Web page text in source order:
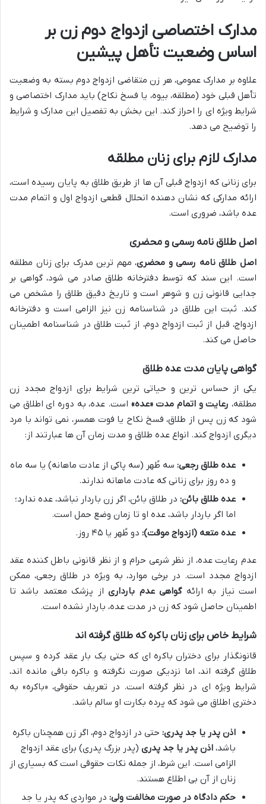
مدارک اختصاصی ازدواج دوم زن بر
اساس وضعیت تأهل پیشین
علاوه بر مدارک عمومی، هر زن متقاضی ازدواج دوم بسته به وضعیت
تأهل قبلی خود (مطلقه، بیوه، یا فسخ نکاح) باید مدارک اختصاصی و
شرایط ویژه ای را احراز کند. این بخش به تفصیل این مدارک و شرایط
را توضیح می دهد.
مدارک لازم برای زنان مطلقه
برای زنانی که ازدواج قبلی آن ها از طریق طلاق به پایان رسیده است،
ارائه مدارکی که نشان دهنده انحلال قطعی ازدواج اول و اتمام مدت
عده باشد، ضروری است.
اصل طلاق نامه رسمی و محضری
اصل طلاق نامه رسمی و محضری، مهم ترین مدرک برای زنان مطلقه
است. این سند که توسط دفترخانه طلاق صادر می شود، گواهی بر
جدایی قانونی زن و شوهر است و تاریخ دقیق طلاق را مشخص می
کند. ثبت این طلاق در شناسنامه زن نیز الزامی است و دفترخانه
ازدواج، قبل از ثبت ازدواج دوم، از ثبت طلاق در شناسنامه اطمینان
حاصل می کند.
گواهی پایان مدت عده طلاق
یکی از حساس ترین و حیاتی ترین شرایط برای ازدواج مجدد زن
مطلقه، رعایت و اتمام مدت «عده» است. عده، به دوره ای اطلاق می
شود که زن پس از طلاق، فسخ نکاح یا فوت همسر، نمی تواند با مرد
دیگری ازدواج کند. انواع عده طلاق و مدت زمان آن ها عبارتند از:
عده طلاق رجعی: سه طُهر (سه پاکی از عادت ماهانه) یا سه ماه
و ده روز برای زنانی که عادت ماهانه ندارند.
عده طلاق بائن: در طلاق بائن، اگر زن باردار نباشد، عده ندارد؛
اما اگر باردار باشد، عده او تا زمان وضع حمل است.
عده متعه (ازدواج موقت): دو طُهر یا ۴۵ روز.
عدم رعایت عده، از نظر شرعی حرام و از نظر قانونی باطل کننده عقد
ازدواج مجدد است. در برخی موارد، به ویژه در طلاق رجعی، ممکن
است نیاز به ارائهگواهی عدم بارداریاز پزشک معتمد باشد تا
اطمینان حاصل شود که زن در مدت عده، باردار نشده است.
شرایط خاص برای زنان باکره که طلاق گرفته اند
قانونگذار برای دختران باکره ای که حتی یک بار عقد کرده و سپس
طلاق گرفته اند، اما نزدیکی صورت نگرفته و باکره باقی مانده اند،
شرایط ویژه ای در نظر گرفته است. در تعریف حقوقی، «باکره» به
دختری اطلاق می شود که پرده بکارت او سالم باشد.
اذن پدر یا جد پدری: حتی در ازدواج دوم، اگر زن همچنان باکره
باشد، اذن پدر یا جد پدری (پدر بزرگ پدری) برای عقد ازدواج
الزامی است. این شرط، از جمله نکات حقوقی است که بسیاری از
زنان از آن بی اطلاع هستند.
حکم دادگاه در صورت مخالفت ولی: در مواردی که پدر یا جد